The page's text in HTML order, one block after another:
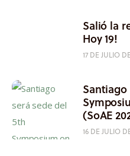
Salió la
Hoy 19!
17 DE JULIO
Santiago
(SoAE
16 DE JULIO